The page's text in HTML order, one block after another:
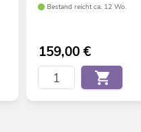
Bestand reicht ca. 12 Wo.
159,00€